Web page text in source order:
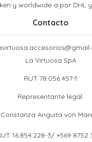
y worldwide a por DHL y
Contacto
La Virtuosa SpA
RUT 78.056.457-1
Representante legal:
Constanza Anguita von
16.854.228-3/ +569 8752